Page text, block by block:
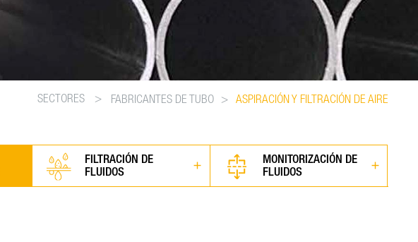
SECTORES > FABRICANTES DE TUBO > ASPIRACIÓN Y FILTRACIÓN DE AIRE
FILTRACIÓN DE
FLUIDOS
MONITORIZACIÓN DE
FLUIDOS